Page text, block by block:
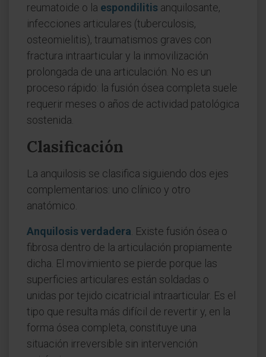
reumatoide o la espondilitis anquilosante,
infecciones articulares (tuberculosis,
osteomielitis), traumatismos graves con
fractura intraarticular y la inmovilización
prolongada de una articulación. No es un
proceso rápido: la fusión ósea completa suele
requerir meses o años de actividad patológica
sostenida.
Clasificación
La anquilosis se clasifica siguiendo dos ejes
complementarios: uno clínico y otro
anatómico.
Anquilosis verdadera . Existe fusión ósea o
fibrosa dentro de la articulación propiamente
dicha. El movimiento se pierde porque las
superficies articulares están soldadas o
unidas por tejido cicatricial intraarticular. Es el
tipo que resulta más difícil de revertir y, en la
forma ósea completa, constituye una
situación irreversible sin intervención